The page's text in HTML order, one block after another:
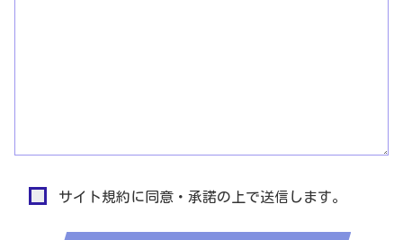
サイト規約に同意・承諾の上で送信します。